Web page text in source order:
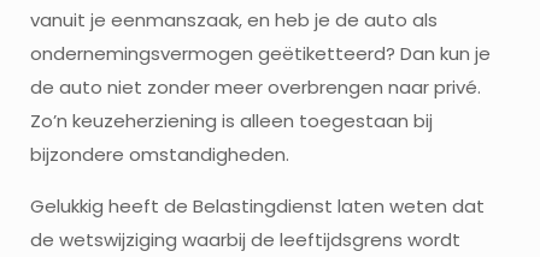
vanuit je eenmanszaak, en heb je de auto als
ondernemingsvermogen geëtiketteerd? Dan kun je
de auto niet zonder meer overbrengen naar privé.
Zo’n keuzeherziening is alleen toegestaan bij
bijzondere omstandigheden.
Gelukkig heeft de Belastingdienst laten weten dat
de wetswijziging waarbij de leeftijdsgrens wordt